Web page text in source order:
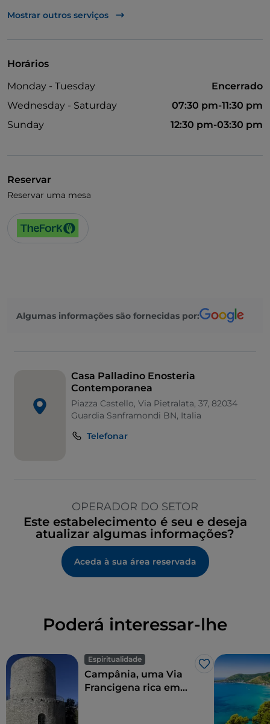
Mastercard
Mostrar outros serviços
Horários
Monday - Tuesday
Encerrado
Wednesday - Saturday
07:30 pm-11:30 pm
Sunday
12:30 pm-03:30 pm
Reservar
Reservar uma mesa
Algumas informações são fornecidas por:
Casa Palladino Enosteria
Contemporanea
Piazza Castello, Via Pietralata, 37, 82034
Guardia Sanframondi BN, Italia
Telefonar
OPERADOR DO SETOR
Este estabelecimento é seu e deseja
atualizar algumas informações?
Aceda à sua área reservada
Poderá interessar-lhe
Espiritualidade
Gosto
Campânia, uma Via
Francigena rica em